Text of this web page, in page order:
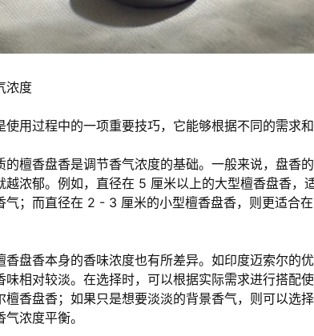
浓度
用过程中的一项重要技巧，它能够根据不同的需求
的檀香盘香是调节香气浓度的基础。一般来说，盘香
越浓郁。例如，直径在 5 厘米以上的大型檀香盘香，
气；而直径在 2 - 3 厘米的小型檀香盘香，则更适合
香盘香本身的香味浓度也有所差异。如印度迈索尔的
相对较淡。在选择时，可以根据实际需求进行搭配
檀香盘香；如果只是想要淡淡的背景香气，则可以选
浓度平衡。